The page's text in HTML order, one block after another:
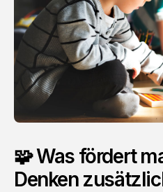
🧩 Was fördert
Denken